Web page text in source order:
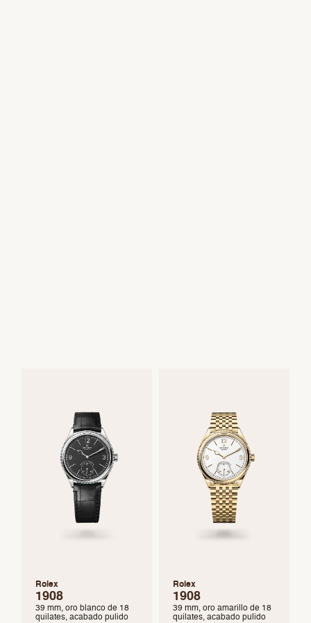
Rolex
1908
39 mm, oro blanco de 18
quilates, acabado pulido
Rolex
1908
39 mm, oro amarillo de 18
quilates, acabado pulido